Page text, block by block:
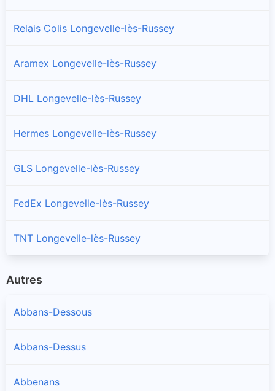
Relais Colis Longevelle-lès-Russey
Aramex Longevelle-lès-Russey
DHL Longevelle-lès-Russey
Hermes Longevelle-lès-Russey
GLS Longevelle-lès-Russey
FedEx Longevelle-lès-Russey
TNT Longevelle-lès-Russey
Autres
Abbans-Dessous
Abbans-Dessus
Abbenans